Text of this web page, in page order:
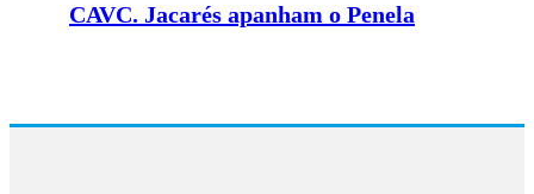
CAVC. Jacarés apanham o Penela